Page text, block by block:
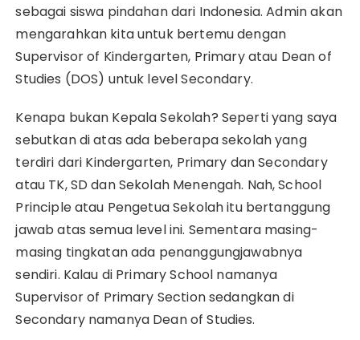
sebagai siswa pindahan dari Indonesia. Admin akan
mengarahkan kita untuk bertemu dengan
Supervisor of Kindergarten, Primary atau Dean of
Studies (DOS) untuk level Secondary.
Kenapa bukan Kepala Sekolah? Seperti yang saya
sebutkan di atas ada beberapa sekolah yang
terdiri dari Kindergarten, Primary dan Secondary
atau TK, SD dan Sekolah Menengah. Nah, School
Principle atau Pengetua Sekolah itu bertanggung
jawab atas semua level ini. Sementara masing-
masing tingkatan ada penanggungjawabnya
sendiri. Kalau di Primary School namanya
Supervisor of Primary Section sedangkan di
Secondary namanya Dean of Studies.